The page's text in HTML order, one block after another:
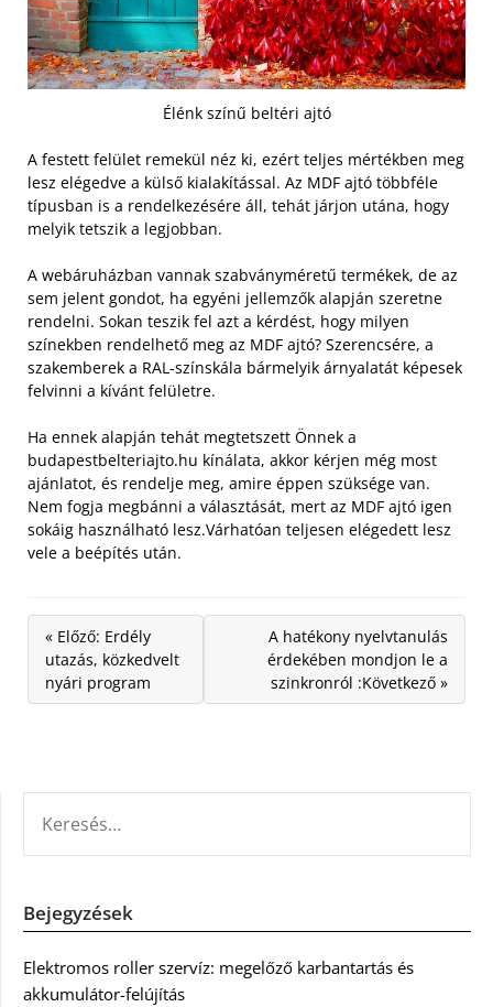
Élénk színű beltéri ajtó
A festett felület remekül néz ki, ezért teljes mértékben meg
lesz elégedve a külső kialakítással. Az MDF ajtó többféle
típusban is a rendelkezésére áll, tehát járjon utána, hogy
melyik tetszik a legjobban.
A webáruházban vannak szabványméretű termékek, de az
sem jelent gondot, ha egyéni jellemzők alapján szeretne
rendelni. Sokan teszik fel azt a kérdést, hogy milyen
színekben rendelhető meg az MDF ajtó? Szerencsére, a
szakemberek a RAL-színskála bármelyik árnyalatát képesek
felvinni a kívánt felületre.
Ha ennek alapján tehát megtetszett Önnek a
budapestbelteriajto.hu kínálata, akkor kérjen még most
ajánlatot, és rendelje meg, amire éppen szüksége van.
Nem fogja megbánni a választását, mert az MDF ajtó igen
sokáig használható lesz.Várhatóan teljesen elégedett lesz
vele a beépítés után.
« Előző: Erdély
utazás, közkedvelt
nyári program
A hatékony nyelvtanulás
érdekében mondjon le a
szinkronról :Következő »
Bejegyzések
Elektromos roller szervíz: megelőző karbantartás és
akkumulátor-felújítás